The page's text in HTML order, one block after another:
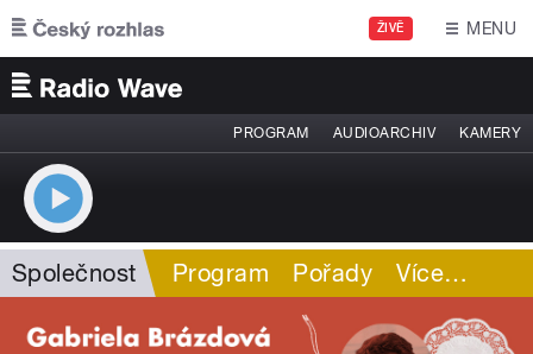
Přejít k hlavnímu obsahu
ŽIVĚ MENU
PROGRAM AUDIOARCHIV KAMERY
Společnost Program Pořady Více…